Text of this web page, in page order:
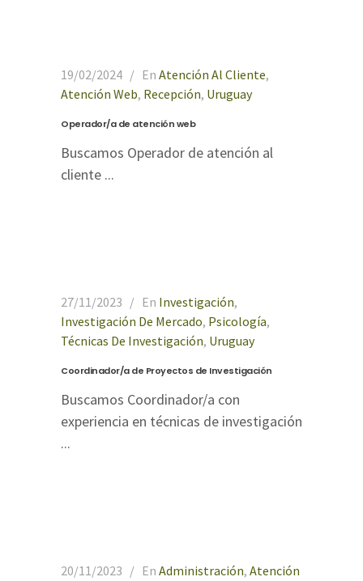
19/02/2024 En Atención Al Cliente,
Atención Web, Recepción, Uruguay
Operador/a de atención web
Buscamos Operador de atención al
cliente ...
27/11/2023 En Investigación,
Investigación De Mercado, Psicología,
Técnicas De Investigación, Uruguay
Coordinador/a de Proyectos de Investigación
Buscamos Coordinador/a con
experiencia en técnicas de investigación
...
20/11/2023 En Administración, Atención